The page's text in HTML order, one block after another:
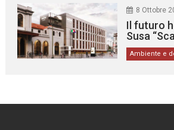
8 Ottobre
Il futuro
Susa
Ambiente e